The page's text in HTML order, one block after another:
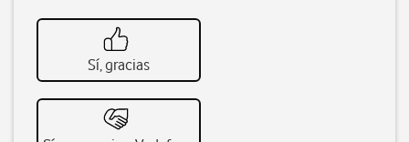
Sí, gracias